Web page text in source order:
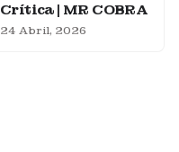
Crítica | MR COBRA
24 Abril, 2026